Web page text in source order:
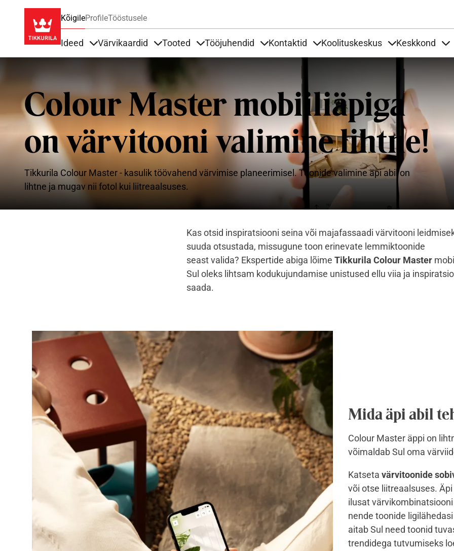
KõigileProfileTööstusele
Ideed Värvikaardid Tooted Tööjuhendid Kontaktid Koolituskeskus Keskkond
Colour Master mobiiliäpiga
on värvitooni valimine lihtne!
Tikkurila Colour Master - kasulik töövahend värvimise planeerimisel. Toonide valimine äpi abil on
lihtne ja mugav nii fotol kui liitreaalsuses.
Kas otsid inspiratsiooni seina või majafassaadi värvitooni
suuda otsustada, missugune toon erinevate lemmiktoonide
seast valida? Ekspertide abiga lõime Tikkurila Colour Master
Sul oleks lihtsam kodukujundamise unistused ellu viia ja
saada.
Mida äpi abil
Colour Master äppi on
võimaldab Sul oma
Katseta värvitoonide
või otse liitreaalsuses.
ilusat
nende toonide
aitab Sul need toonid
trendidega tutvumiseks